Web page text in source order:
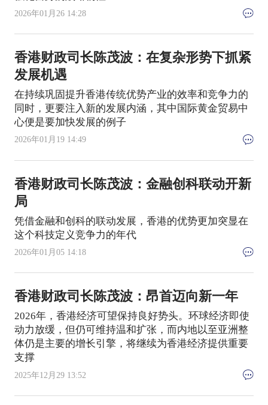
2026年01月26 14:28
香港财政司长陈茂波：在复杂形势下抓紧
发展机遇
在持续巩固提升香港传统优势产业的效率和竞争力的
同时，更要注入新的发展内涵，其中国际黄金贸易中
心便是要加快发展的例子
2026年01月19 14:49
香港财政司长陈茂波：金融创科联动开新
局
凭借金融和创科的联动发展，香港的优势更加突显在
这个科技定义竞争力的年代
2026年01月05 14:18
香港财政司长陈茂波：昂首迈向新一年
2026年，香港经济可望保持良好势头。环球经济即使
动力放缓，但仍可维持温和扩张，而内地以至亚洲整
体仍是主要的增长引擎，将继续为香港经济提供重要
支撑
2025年12月29 13:52